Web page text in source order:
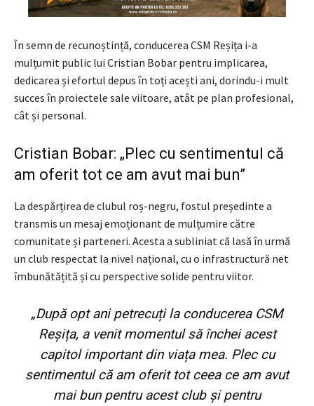
În semn de recunoștință, conducerea CSM Reșița i-a
mulțumit public lui Cristian Bobar pentru implicarea,
dedicarea și efortul depus în toți acești ani, dorindu-i mult
succes în proiectele sale viitoare, atât pe plan profesional,
cât și personal.
Cristian Bobar: „Plec cu sentimentul că
am oferit tot ce am avut mai bun”
La despărțirea de clubul roș-negru, fostul președinte a
transmis un mesaj emoționant de mulțumire către
comunitate și parteneri. Acesta a subliniat că lasă în urmă
un club respectat la nivel național, cu o infrastructură net
îmbunătățită și cu perspective solide pentru viitor.
„După opt ani petrecuți la conducerea CSM
Reșița, a venit momentul să închei acest
capitol important din viața mea. Plec cu
sentimentul că am oferit tot ceea ce am avut
mai bun pentru acest club și pentru